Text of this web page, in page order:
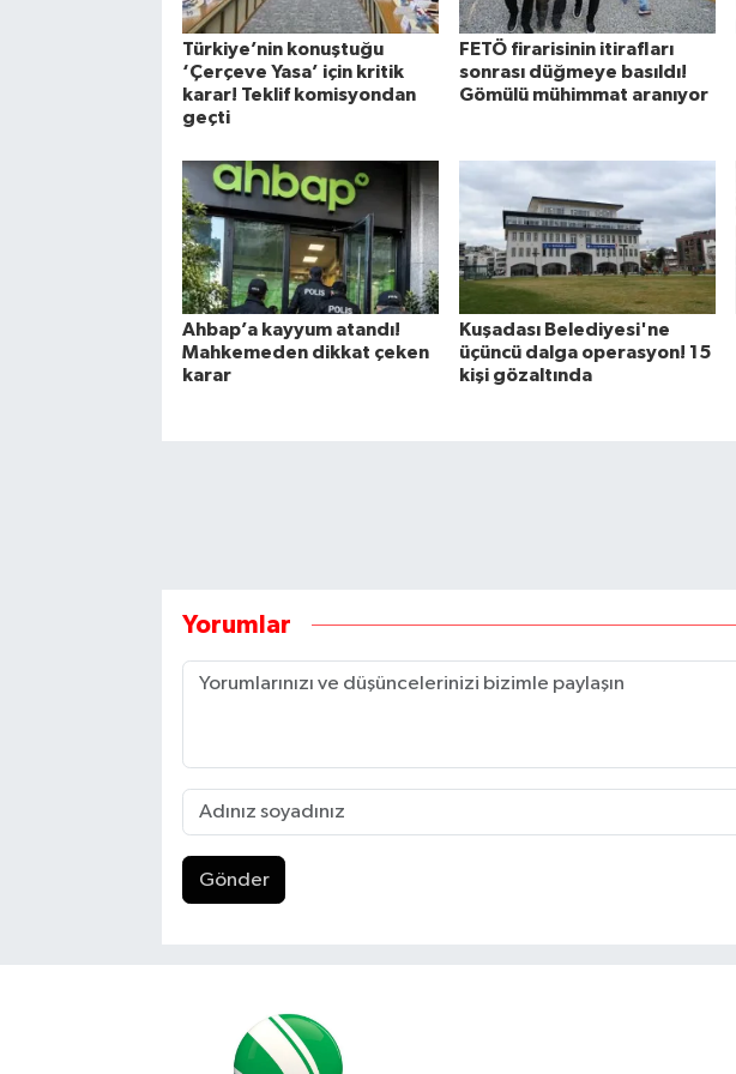
Türkiye’nin konuştuğu
‘Çerçeve Yasa’ için kritik
karar! Teklif komisyondan
geçti
FETÖ firarisinin itirafları
sonrası düğmeye basıldı!
Gömülü mühimmat aranıyor
Ahbap’a kayyum atandı!
Mahkemeden dikkat çeken
karar
Kuşadası Belediyesi'ne
üçüncü dalga operasyon! 15
kişi gözaltında
Yorumlar
Gönder